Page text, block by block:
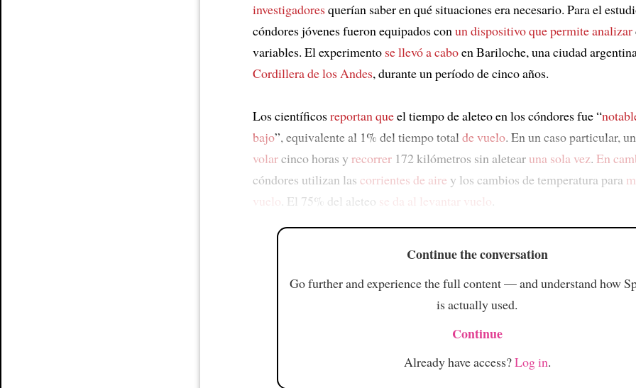
investigadoresquerían saber en qué situaciones era necesario. Para el
cóndores jóvenes fueron equipados conun dispositivoque permite analizar
variables. El experimento se llevó a caboen Bariloche, una ciudad
Cordillera de los Andes, durante un período de cinco años.
Los científicosreportan queel tiempo de aleteo en los cóndores fue “
bajo”, equivalente al 1% del tiempo total de vuelo. En un caso particular,
volarcinco horas y recorrer 172 kilómetros sin aletearuna sola vez. En
cóndores utilizan las corrientes de aire y los cambios de temperatura para
vuelo . El 75% del aleteo se da al levantar vuelo
Continue the conversation
Go further and experience the full content — and understand how
is actually used.
Continue
Already have access?Log in.